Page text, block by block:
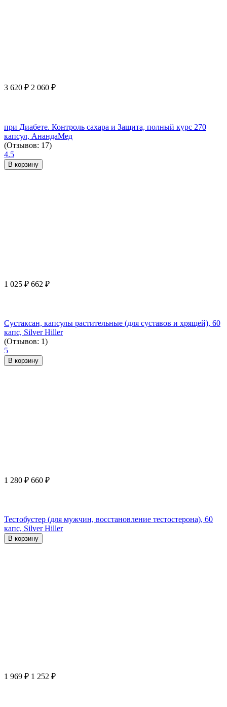
3 620 ₽ 2 060 ₽
при Диабете. Контроль сахара и Защита, полный курс 270
капсул, АнандаМед
(Отзывов: 17)
4.5
В корзину
1 025 ₽ 662 ₽
Сустаксан, капсулы растительные (для суставов и хрящей), 60
капс, Silver Hiller
(Отзывов: 1)
5
В корзину
1 280 ₽ 660 ₽
Тестобустер (для мужчин, восстановление тестостерона), 60
капс, Silver Hiller
В корзину
1 969 ₽ 1 252 ₽